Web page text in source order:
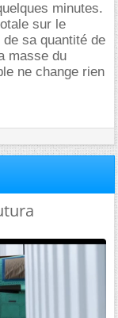
minutes.
sur le
sa quantité de
masse du
ne change rien